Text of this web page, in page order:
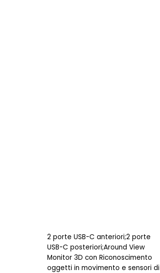
2 porte USB-C anteriori;2 porte
USB-C posteriori;Around View
Monitor 3D con Riconoscimento
oggetti in movimento e sensori di